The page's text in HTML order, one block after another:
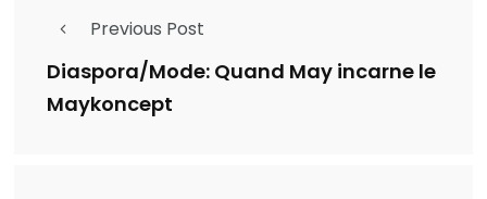
Previous Post
Diaspora/Mode: Quand May incarne le
Maykoncept